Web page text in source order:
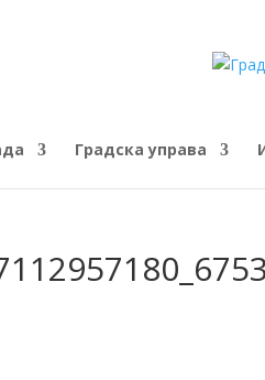
Градска управа